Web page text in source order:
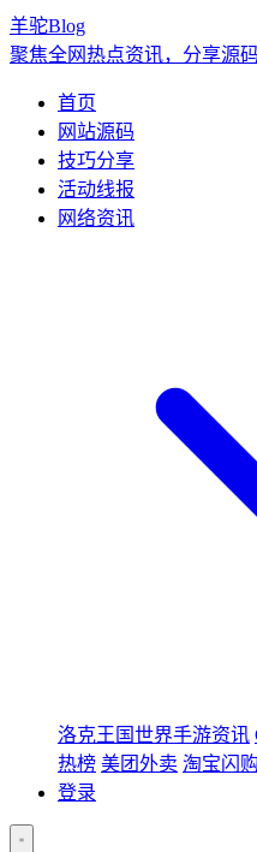
羊驼Blog
聚焦全网热点资讯，分享源
首页
网站源码
技巧分享
活动线报
网络资讯
洛克王国世界手游资讯
热榜 美团外卖 淘宝闪购
登录